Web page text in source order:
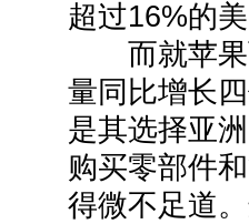
超过16%的
而就苹果
量同比增长
是其选择亚
购买零部件
得微不足道